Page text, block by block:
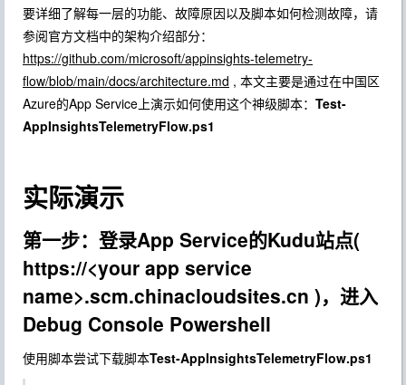
要详细了解每一层的功能、故障原因以及脚本如何检测故障，请
参阅官方文档中的架构介绍部分：
https://github.com/microsoft/appinsights-telemetry-
flow/blob/main/docs/architecture.md , 本文主要是通过在中国区
Azure的App Service上演示如何使用这个神级脚本： Test-
AppInsightsTelemetryFlow.ps1
实际演示
第一步：登录App Service的Kudu站点(
https://<your app service
name>.scm.chinacloudsites.cn )，进入
Debug Console Powershell
使用脚本尝试下载脚本Test-AppInsightsTelemetryFlow.ps1